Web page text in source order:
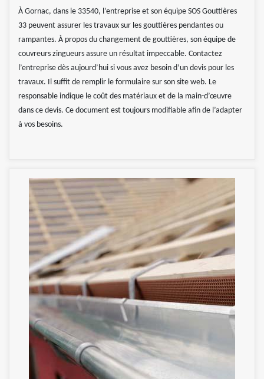
À Gornac, dans le 33540, l’entreprise et son équipe SOS Gouttières
33 peuvent assurer les travaux sur les gouttières pendantes ou
rampantes. À propos du changement de gouttières, son équipe de
couvreurs zingueurs assure un résultat impeccable. Contactez
l’entreprise dès aujourd’hui si vous avez besoin d’un devis pour les
travaux. Il suffit de remplir le formulaire sur son site web. Le
responsable indique le coût des matériaux et de la main-d’œuvre
dans ce devis. Ce document est toujours modifiable afin de l’adapter
à vos besoins.